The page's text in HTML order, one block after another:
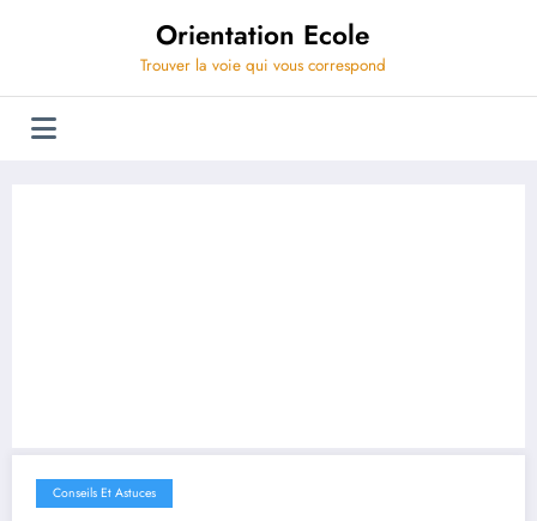
Orientation Ecole
Trouver la voie qui vous correspond
Conseils Et Astuces